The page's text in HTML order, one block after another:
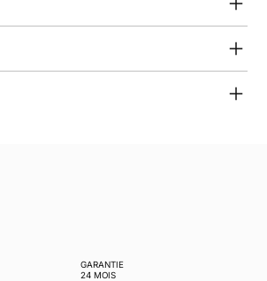
GARANTIE
24 MOIS